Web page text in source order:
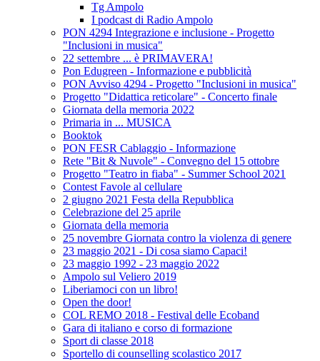
Tg Ampolo
I podcast di Radio Ampolo
PON 4294 Integrazione e inclusione - Progetto
"Inclusioni in musica"
22 settembre ... è PRIMAVERA!
Pon Edugreen - Informazione e pubblicità
PON Avviso 4294 - Progetto "Inclusioni in musica"
Progetto "Didattica reticolare" - Concerto finale
Giornata della memoria 2022
Primaria in ... MUSICA
Booktok
PON FESR Cablaggio - Informazione
Rete "Bit & Nuvole" - Convegno del 15 ottobre
Progetto "Teatro in fiaba" - Summer School 2021
Contest Favole al cellulare
2 giugno 2021 Festa della Repubblica
Celebrazione del 25 aprile
Giornata della memoria
25 novembre Giornata contro la violenza di genere
23 maggio 2021 - Di cosa siamo Capaci!
23 maggio 1992 - 23 maggio 2022
Ampolo sul Veliero 2019
Liberiamoci con un libro!
Open the door!
COL REMO 2018 - Festival delle Ecoband
Gara di italiano e corso di formazione
Sport di classe 2018
Sportello di counselling scolastico 2017